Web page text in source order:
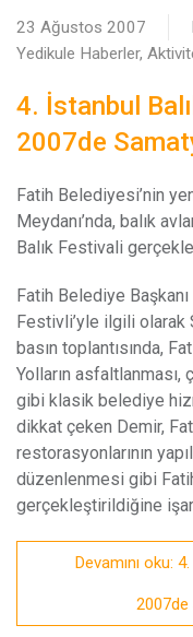
23 Ağustos 2007
Yedikule Haberler,
4. İstanbul
2007de
Fatih Belediyesi’nin
Meydanı’nda, balık
Balık Festivali
Fatih Belediye
Festivli’yle ilgili olarak
basın toplantısında,
Yolların
gibi klasik belediye
dikkat çeken Demir,
restorasyonlarının
düzenlenmesi gibi
gerçekleştirildiğine
Devamını oku:
2007de